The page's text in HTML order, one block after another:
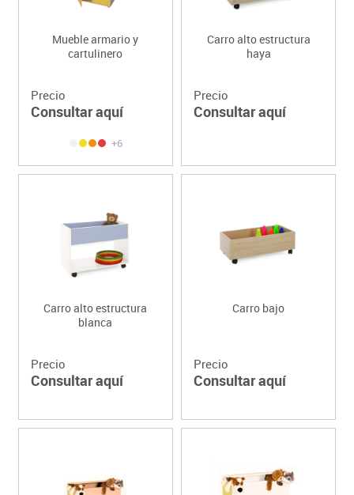
Mueble armario y
cartulinero
Precio
Consultar aquí
+6
Carro alto estructura
haya
Precio
Consultar aquí
Carro alto estructura
blanca
Precio
Consultar aquí
Carro bajo
Precio
Consultar aquí